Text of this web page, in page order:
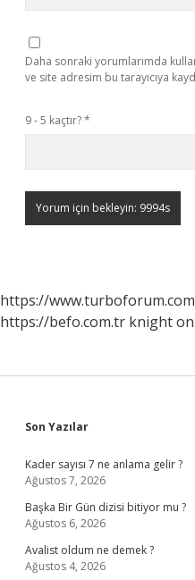
Daha sonraki yorumlarımda
ve site adresim bu tarayıcıya
9 - 5 kaçtır?*
https://
https://befo.com.tr knight
Sidebar
Son Yazılar
Kader sayısı 7 ne anlama gelir ?
Ağustos 7, 2026
Başka Bir Gün dizisi bitiyor mu ?
Ağustos 6, 2026
Avalist oldum ne demek ?
Ağustos 4, 2026